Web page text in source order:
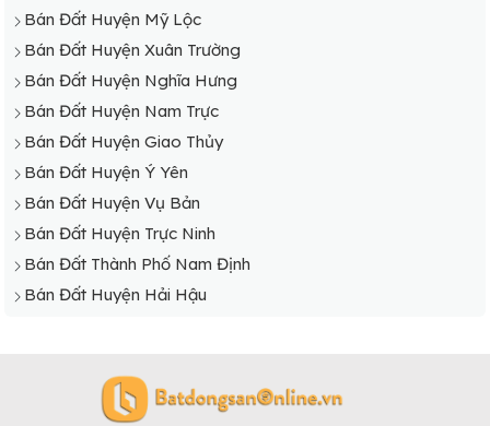
Bán Đất Huyện Mỹ Lộc
Bán Đất Huyện Xuân Trường
Bán Đất Huyện Nghĩa Hưng
Bán Đất Huyện Nam Trực
Bán Đất Huyện Giao Thủy
Bán Đất Huyện Ý Yên
Bán Đất Huyện Vụ Bản
Bán Đất Huyện Trực Ninh
Bán Đất Thành Phố Nam Định
Bán Đất Huyện Hải Hậu